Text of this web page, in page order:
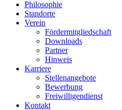
Philosophie
Standorte
Verein
Fördermitgliedschaft
Downloads
Partner
Hinweis
Karriere
Stellenangebote
Bewerbung
Freiwilligendienst
Kontakt